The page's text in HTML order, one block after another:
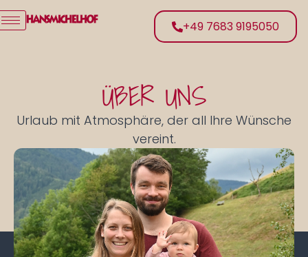
+49 7683 9195050
ÜBER UNS
Urlaub mit Atmosphäre, der all Ihre Wünsche
vereint.